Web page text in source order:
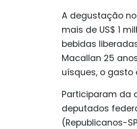
A degustação
mais de US$ 1
bebidas
Macallan 25
uísques, o gasto
Participaram da
deputados
(Republicanos-